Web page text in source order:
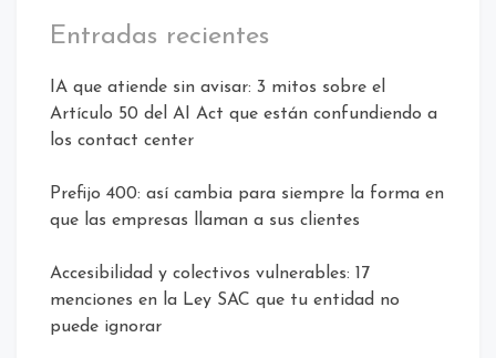
Entradas recientes
IA que atiende sin avisar: 3 mitos sobre el
Artículo 50 del AI Act que están confundiendo a
los contact center
Prefijo 400: así cambia para siempre la forma en
que las empresas llaman a sus clientes
Accesibilidad y colectivos vulnerables: 17
menciones en la Ley SAC que tu entidad no
puede ignorar